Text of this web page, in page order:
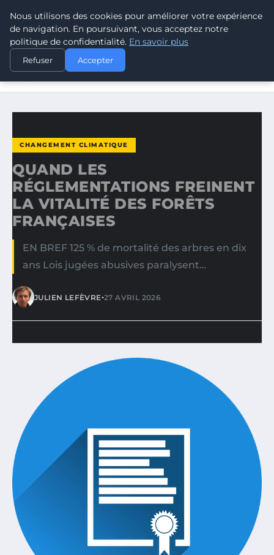
CLIMATE RESPONSE BLOG
ACCUEIL
CHANGEMENT CLIMATIQUE
QUAND LES RÉGLEMENTATIONS FREINENT LA VITALITÉ
CHANGEMENT CLIMATIQUE
QUAND LES
RÉGLEMENTATIONS FREINENT
LA VITALITÉ DES FORÊTS
FRANÇAISES
EN BREF 125 % de mortalité des arbres en dix
ans Lois jugées abusives paralysent…
JULIEN LEFÈVRE•27 AVRIL 2026
Nous utilisons des cookies pour améliorer votre expérience
de navigation. En poursuivant, vous acceptez notre
politique de confidentialité. En savoir plus
Refuser Accepter